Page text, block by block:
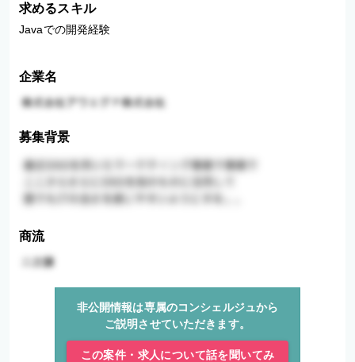
求めるスキル
Javaでの開発経験
企業名
募集背景
商流
非公開情報は専属のコンシェルジュから
ご説明させていただきます。
この案件・求人について話を聞いてみ